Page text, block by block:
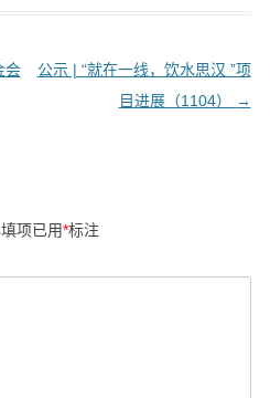
会
公示 | “就在一线，饮水思汉 ”项
目进展（1104）
→
项已用*标注